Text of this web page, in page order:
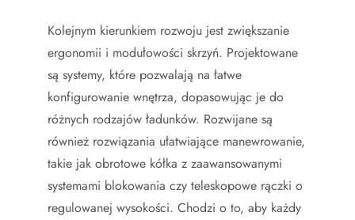
Kolejnym kierunkiem rozwoju jest zwiększanie
ergonomii i modułowości skrzyń. Projektowane
są systemy, które pozwalają na łatwe
konfigurowanie wnętrza, dopasowując je do
różnych rodzajów ładunków. Rozwijane są
również rozwiązania ułatwiające manewrowanie,
takie jak obrotowe kółka z zaawansowanymi
systemami blokowania czy teleskopowe rączki o
regulowanej wysokości. Chodzi o to, aby każdy